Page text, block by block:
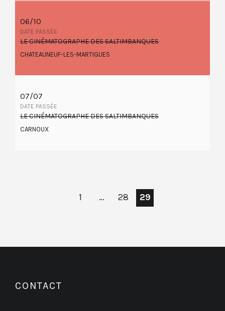
06/10
DATE PASSÉE
LE CINÉMATOGRAPHE DES SALTIMBANQUES
CHATEAUNEUF-LES-MARTIGUES
07/07
DATE PASSÉE
LE CINÉMATOGRAPHE DES SALTIMBANQUES
CARNOUX
1 … 28 29
CONTACT